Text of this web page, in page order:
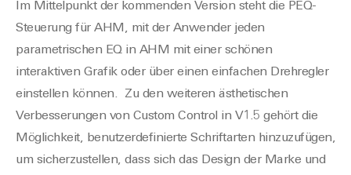
Im Mittelpunkt der kommenden Version steht die PEQ-
Steuerung für AHM, mit der Anwender jeden
parametrischen EQ in AHM mit einer schönen
interaktiven Grafik oder über einen einfachen Drehregler
einstellen können. Zu den weiteren ästhetischen
Verbesserungen von Custom Control in V1.5 gehört die
Möglichkeit, benutzerdefinierte Schriftarten hinzuzufügen,
um sicherzustellen, dass sich das Design der Marke und